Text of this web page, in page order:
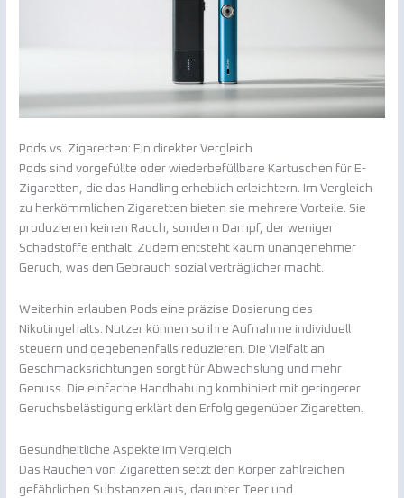
Pods vs. Zigaretten: Ein direkter Vergleich
Pods sind vorgefüllte oder wiederbefüllbare Kartuschen für E-
Zigaretten, die das Handling erheblich erleichtern. Im Vergleich
zu herkömmlichen Zigaretten bieten sie mehrere Vorteile. Sie
produzieren keinen Rauch, sondern Dampf, der weniger
Schadstoffe enthält. Zudem entsteht kaum unangenehmer
Geruch, was den Gebrauch sozial verträglicher macht.
Weiterhin erlauben Pods eine präzise Dosierung des
Nikotingehalts. Nutzer können so ihre Aufnahme individuell
steuern und gegebenenfalls reduzieren. Die Vielfalt an
Geschmacksrichtungen sorgt für Abwechslung und mehr
Genuss. Die einfache Handhabung kombiniert mit geringerer
Geruchsbelästigung erklärt den Erfolg gegenüber Zigaretten.
Gesundheitliche Aspekte im Vergleich
Das Rauchen von Zigaretten setzt den Körper zahlreichen
gefährlichen Substanzen aus, darunter Teer und